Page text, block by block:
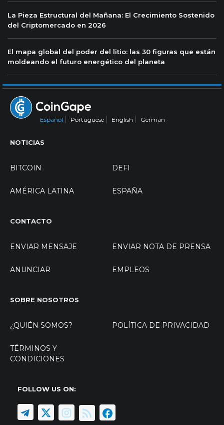
La Pieza Estructural del Mañana: El Crecimiento Sostenido
del Criptomercado en 2026
El mapa global del poder del litio: las 30 figuras que están
moldeando el futuro energético del planeta
Español Portuguese English German
NOTICIAS
BITCOIN DEFI
AMÉRICA LATINA ESPAÑA
CONTACTO
ENVIAR MENSAJE ENVIAR NOTA DE PRENSA
ANUNCIAR EMPLEOS
SOBRE NOSOTROS
¿QUIÉN SOMOS? POLÍTICA DE PRIVACIDAD
TÉRMINOS Y
CONDICIONES
FOLLOW US ON: